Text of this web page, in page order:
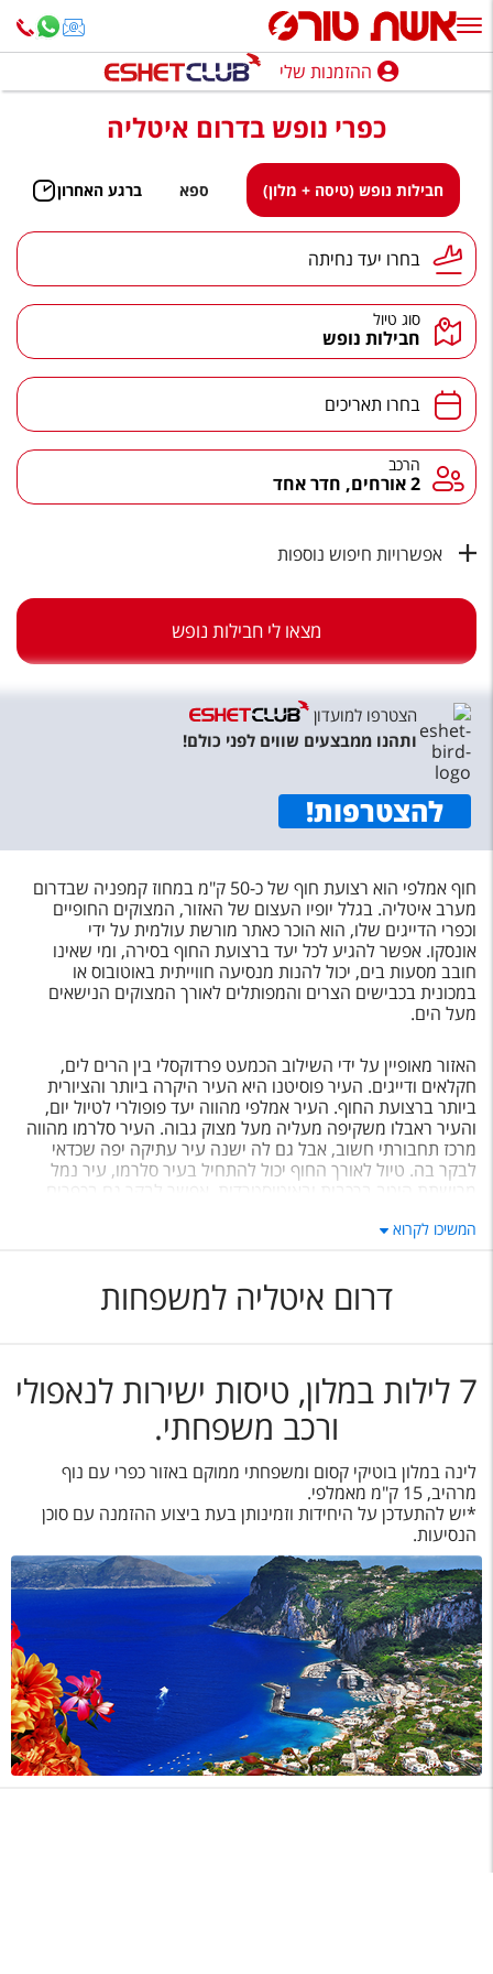
ההזמנות שלי
נופש בארץ
חופשה לפי סגנון
מלונות באילת
טיולים מאורגנים
סגנונות טיול
הרגע האחרון
חבילות בריאות וספא
טיסות לחו"ל
מלונות בחו"ל
שירות לקוחות
תקנון
עקבו אחרינו
ההזמנות שלי
כפרי נופש בדרום איטליה
חבילות נופש (טיסה + מלון) ספא ברגע האחרון
יעד נחיתהבחרו יעד נחיתה
סוג טיול
חבילות נופש
תאריכים בחרו תאריכים
הרכב הרכב
2 אורחים, חדר אחד
אפשרויות חיפוש נוספות
מצאו לי חבילות נופש
הצטרפו למועדון
ותהנו ממבצעים שווים לפני כולם!
להצטרפות!
חוף אמלפי הוא רצועת חוף של כ-50 ק"מ במחוז קמפניה שבדרום
מערב איטליה. בגלל יופיו העצום של האזור, המצוקים החופיים
וכפרי הדייגים שלו, הוא הוכר כאתר מורשת עולמית על ידי
אונסקו. אפשר להגיע לכל יעד ברצועת החוף בסירה, ומי שאינו
חובב מסעות בים, יכול להנות מנסיעה חווייתית באוטובוס או
במכונית בכבישים הצרים והמפותלים לאורך המצוקים הנישאים
מעל הים.
האזור מאופיין על ידי השילוב הכמעט פרדוקסלי בין הרים לים,
חקלאים ודייגים. העיר פוסיטנו היא העיר היקרה ביותר והציורית
ביותר ברצועת החוף. העיר אמלפי מהווה יעד פופולרי לטיול יום,
והעיר ראבלו משקיפה מעליה מעל מצוק גבוה. העיר סלרמו מהווה
מרכז תחבורתי חשוב, אבל גם לה ישנה עיר עתיקה יפה שכדאי
לבקר בה. טיול לאורך החוף יכול להתחיל בעיר סלרמו, עיר נמל
מרושתת היטב ברכבות ובאוטוסטרדות. אפשר לבקר גם בכפרים
שרידים רומאים). משם ניתן להגיע לעיר ראבלו, עיר רומנטית ויפה
המשיכו לקרוא
דרום איטליה למשפחות
7 לילות במלון, טיסות ישירות לנאפולי
ורכב משפחתי.
לינה במלון בוטיקי קסום ומשפחתי ממוקם באזור כפרי עם נוף
מרהיב, 15 ק"מ מאמלפי.
*יש להתעדכן על היחידות וזמינותן בעת ביצוע ההזמנה עם סוכן
הנסיעות.